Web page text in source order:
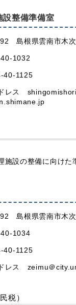
設整備準備室
島根県雲南市木
1032
40-1125
レス
施設の整備に向けた
島根県雲南市木
1034
40-1125
レス zeimu＠
税）